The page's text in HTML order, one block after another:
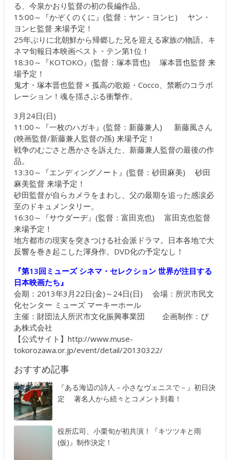
る、今泉かおり監督の初の長編作品。
15:00～『かぞくのくに』(監督：ヤン・ヨンヒ) ヤン・
ヨンヒ監督 来場予定！
25年ぶりに北朝鮮から帰郷した兄を迎える家族の物語。キ
ネマ旬報日本映画ベスト・テン第1位！
18:30～『KOTOKO』(監督：塚本晋也) 塚本晋也監督 来
場予定！
鬼才・塚本晋也監督 × 孤高の歌姫・Cocco、禁断のコラボ
レーション！魂を揺さぶる衝撃作。
3月24日(日)
11:00～『一枚のハガキ』(監督：新藤兼人) 新藤風さん
(映画監督/新藤兼人監督の孫) 来場予定！
戦争のむごさと愚かさを訴えた、新藤兼人監督の最後の作
品。
13:30～『エンディングノート』(監督：砂田麻美) 砂田
麻美監督 来場予定！
砂田監督が自らカメラをまわし、父の最期を追った感涙必
至のドキュメンタリー。
16:30～『サウダーヂ』(監督：富田克也) 富田克也監督
来場予定！
地方都市の現実を突きつける社会派ドラマ。日本各地で大
反響を巻き起こした渾身作。DVD化の予定なし！
『第13回ミューズ シネマ・セレクション 世界が注目する
日本映画たち』
会期：2013年3月22日(金)～24日(日) 会場：所沢市民文
化センター ミューズ マーキーホール
主催：財団法人所沢市文化振興事業団 企画制作：ぴ
あ株式会社
【公式サイト】http://www.muse-
tokorozawa.or.jp/event/detail/20130322/
おすすめ記事
『ある海辺の詩人－小さなヴェニスで－』初日決
定 著名人から続々とコメント到着！
役所広司、小栗旬が初共演！『キツツキと雨
(仮)』制作決定！